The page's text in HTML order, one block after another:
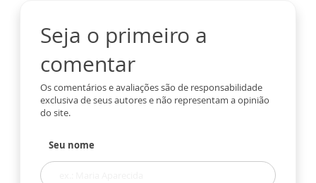
Seja o primeiro a
comentar
Os comentários e avaliações são de responsabilidade
exclusiva de seus autores e não representam a opinião
do site.
Seu nome